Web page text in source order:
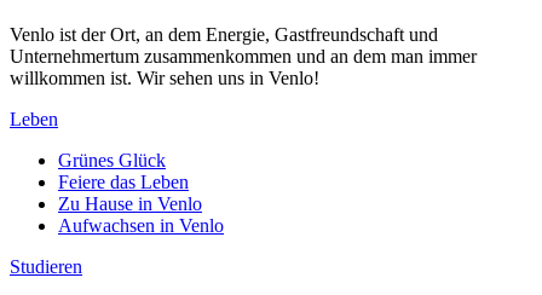
Venlo ist der Ort, an dem Energie, Gastfreundschaft und
Unternehmertum zusammenkommen und an dem man immer
willkommen ist. Wir sehen uns in Venlo!
Leben
Grünes Glück
Feiere das Leben
Zu Hause in Venlo
Aufwachsen in Venlo
Studieren